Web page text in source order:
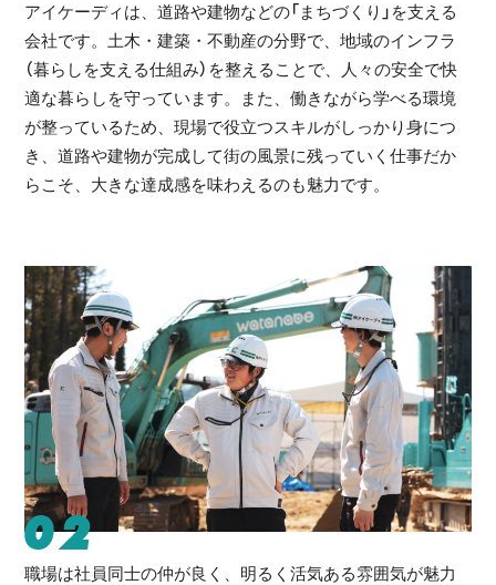
アイケーディは、道路や建物などの「まちづくり」を支える
会社です。土木・建築・不動産の分野で、地域のインフラ
（暮らしを支える仕組み）を整えることで、人々の安全で快
適な暮らしを守っています。また、働きながら学べる環境
が整っているため、現場で役立つスキルがしっかり身につ
き、道路や建物が完成して街の風景に残っていく仕事だか
らこそ、大きな達成感を味わえるのも魅力です。
02
職場は社員同士の仲が良く、明るく活気ある雰囲気が魅力